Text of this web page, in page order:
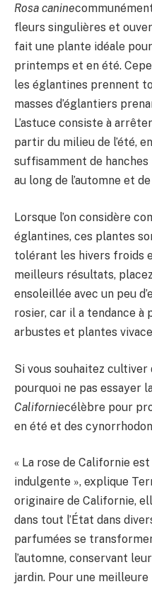
Rosa canine
fleurs singulières et
fait une plante idéale
printemps et en été.
les églantines prennent
masses d’églantiers
L’astuce consiste à
partir du milieu de l’été,
suffisamment de
au long de l’automne et de
Lorsque l’on considère
églantines, ces plantes
tolérant les hivers froids
meilleurs résultats,
ensoleillée avec un peu
rosier, car il a tendance à
arbustes et plantes
Si vous souhaitez cultiver
pourquoi ne pas essayer
Californiecélèbre pour
en été et des
« La rose de Californie
indulgente », explique
originaire de Californie,
dans tout l’État dans
parfumées se
l’automne, conservant
jardin. Pour une